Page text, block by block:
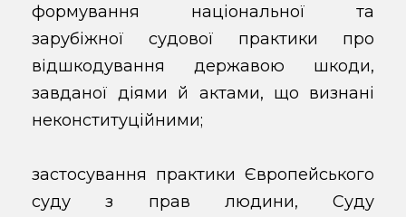
формування національної та
зарубіжної судової практики про
відшкодування державою шкоди,
завданої діями й актами, що визнані
неконституційними;
застосування практики Європейського
суду з прав людини, Суду